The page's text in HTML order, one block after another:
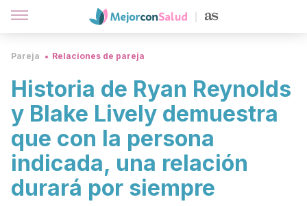
Pareja Relaciones de pareja
Historia de Ryan Reynolds
y Blake Lively demuestra
que con la persona
indicada, una relación
durará por siempre